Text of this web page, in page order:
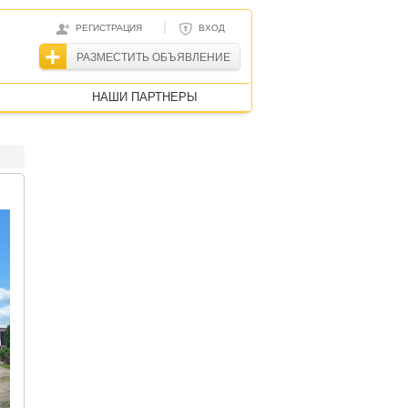
РЕГИСТРАЦИЯ | ВХОД
РАЗМЕСТИТЬ ОБЪЯВЛЕНИЕ
НАШИ ПАРТНЕРЫ